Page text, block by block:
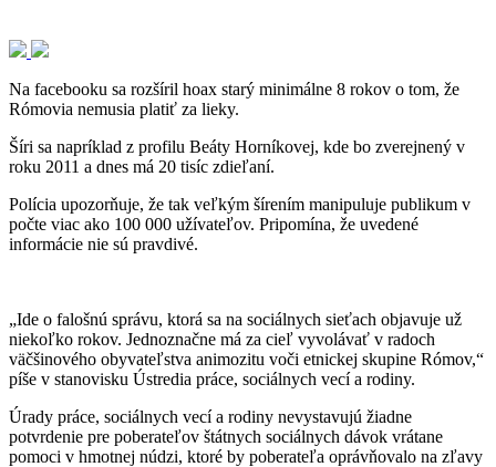
Na facebooku sa rozšíril hoax starý minimálne 8 rokov o tom, že
Rómovia nemusia platiť za lieky.
Šíri sa napríklad z profilu Beáty Horníkovej, kde bo zverejnený v
roku 2011 a dnes má 20 tisíc zdieľaní.
Polícia upozorňuje, že tak veľkým šírením manipuluje publikum v
počte viac ako 100 000 užívateľov. Pripomína, že uvedené
informácie nie sú pravdivé.
„Ide o falošnú správu, ktorá sa na sociálnych sieťach objavuje už
niekoľko rokov. Jednoznačne má za cieľ vyvolávať v radoch
väčšinového obyvateľstva animozitu voči etnickej skupine Rómov,“
píše v stanovisku Ústredia práce, sociálnych vecí a rodiny.
Úrady práce, sociálnych vecí a rodiny nevystavujú žiadne
potvrdenie pre poberateľov štátnych sociálnych dávok vrátane
pomoci v hmotnej núdzi, ktoré by poberateľa oprávňovalo na zľavy